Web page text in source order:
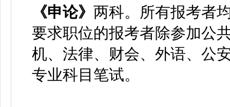
《申论》 两科。所有报考者
要求职位的报考者除参加公
机、法律、财会、外语、公
专业科目笔试。